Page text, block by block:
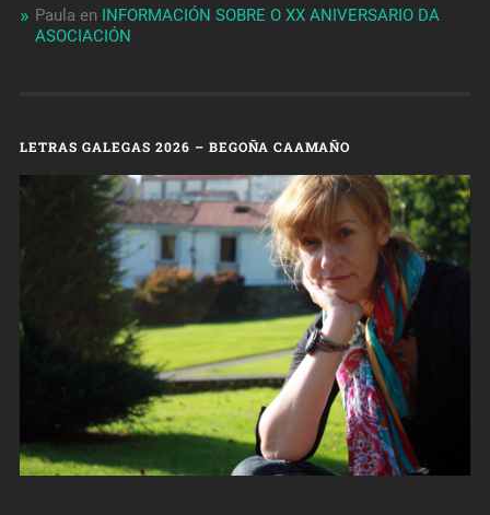
Paula en INFORMACIÓN SOBRE O XX ANIVERSARIO DA
ASOCIACIÓN
LETRAS GALEGAS 2026 – BEGOÑA CAAMAÑO